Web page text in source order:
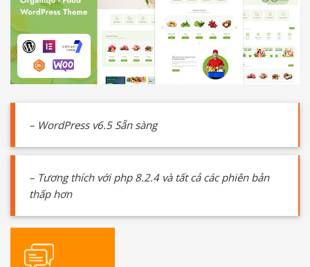
– WordPress v6.5 Sẵn sàng
– Tương thích với php 8.2.4 và tất cả các phiên bản
thấp hơn